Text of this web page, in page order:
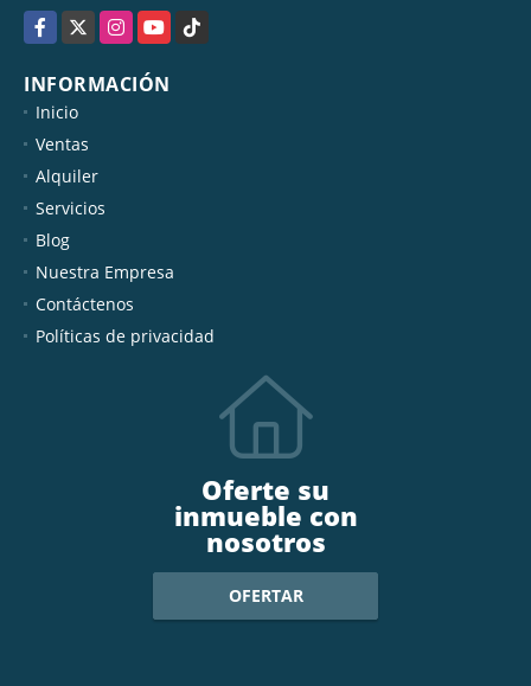
Facebook
X InstagramYouTubeTikTok
INFORMACIÓN
Inicio
Ventas
Alquiler
Servicios
Blog
Nuestra Empresa
Contáctenos
Políticas de privacidad
Oferte su
inmueble con
nosotros
OFERTAR